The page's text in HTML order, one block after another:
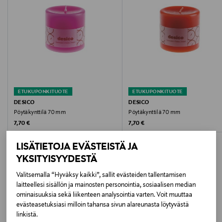
LISÄTIETOJA EVÄSTEISTÄ JA
YKSITYISYYDESTÄ
Valitsemalla “Hyväksy kaikki”, sallit evästeiden tallentamisen
laitteellesi sisällön ja mainosten personointia, sosiaalisen median
ominaisuuksia sekä liikenteen analysointia varten. Voit muuttaa
evästeasetuksiasi milloin tahansa sivun alareunasta löytyvästä
linkistä.
Koko
70 mm
Valmistusmaa
Suomi
Valmistajan tuotenumero
496070
Valmistaja
ETUKUPONKITUOTE
DESICO
Pöytäkynttilä 70 mm
Original Price
7,70 €
ETUKUPONKITUOTE
DESICO
Pöytäkynttilä 70 mm
Original Price
7,70 €
LISÄÄ KIINNOSTAVIA
TUOTTEITA